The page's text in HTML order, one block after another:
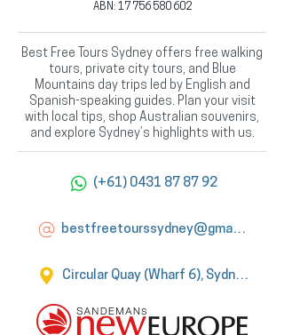
ABN: 17 756 580 602
Best Free Tours Sydney offers free walking
tours, private city tours, and Blue
Mountains day trips led by English and
Spanish-speaking guides. Plan your visit
with local tips, shop Australian souvenirs,
and explore Sydney’s highlights with us.
(+61) 0431 87 87 92
bestfreetourssydney@gmail.com
Circular Quay (Wharf 6), Sydney